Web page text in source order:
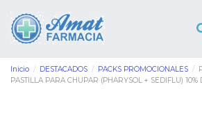
Inicio DESTACADOS PACKS PROMOCIONALES
PASTILLA PARA CHUPAR (PHARYSOL + SEDIFLU) 10%